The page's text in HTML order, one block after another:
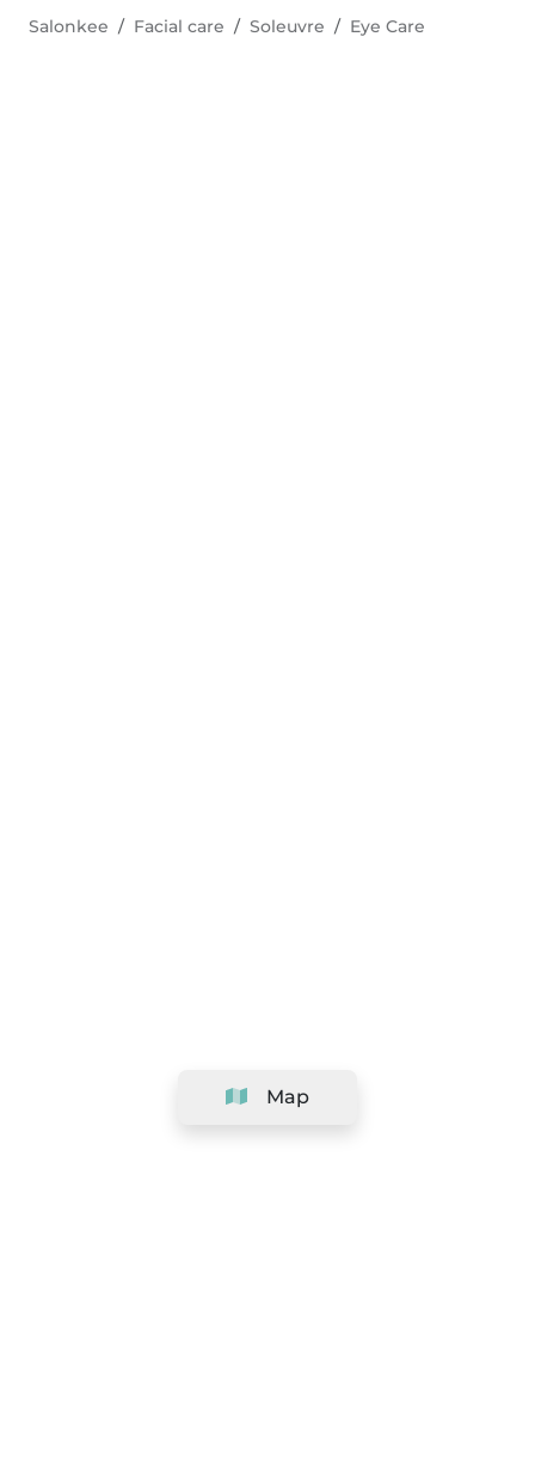
Map
Salonkee Facial care Soleuvre Eye Care